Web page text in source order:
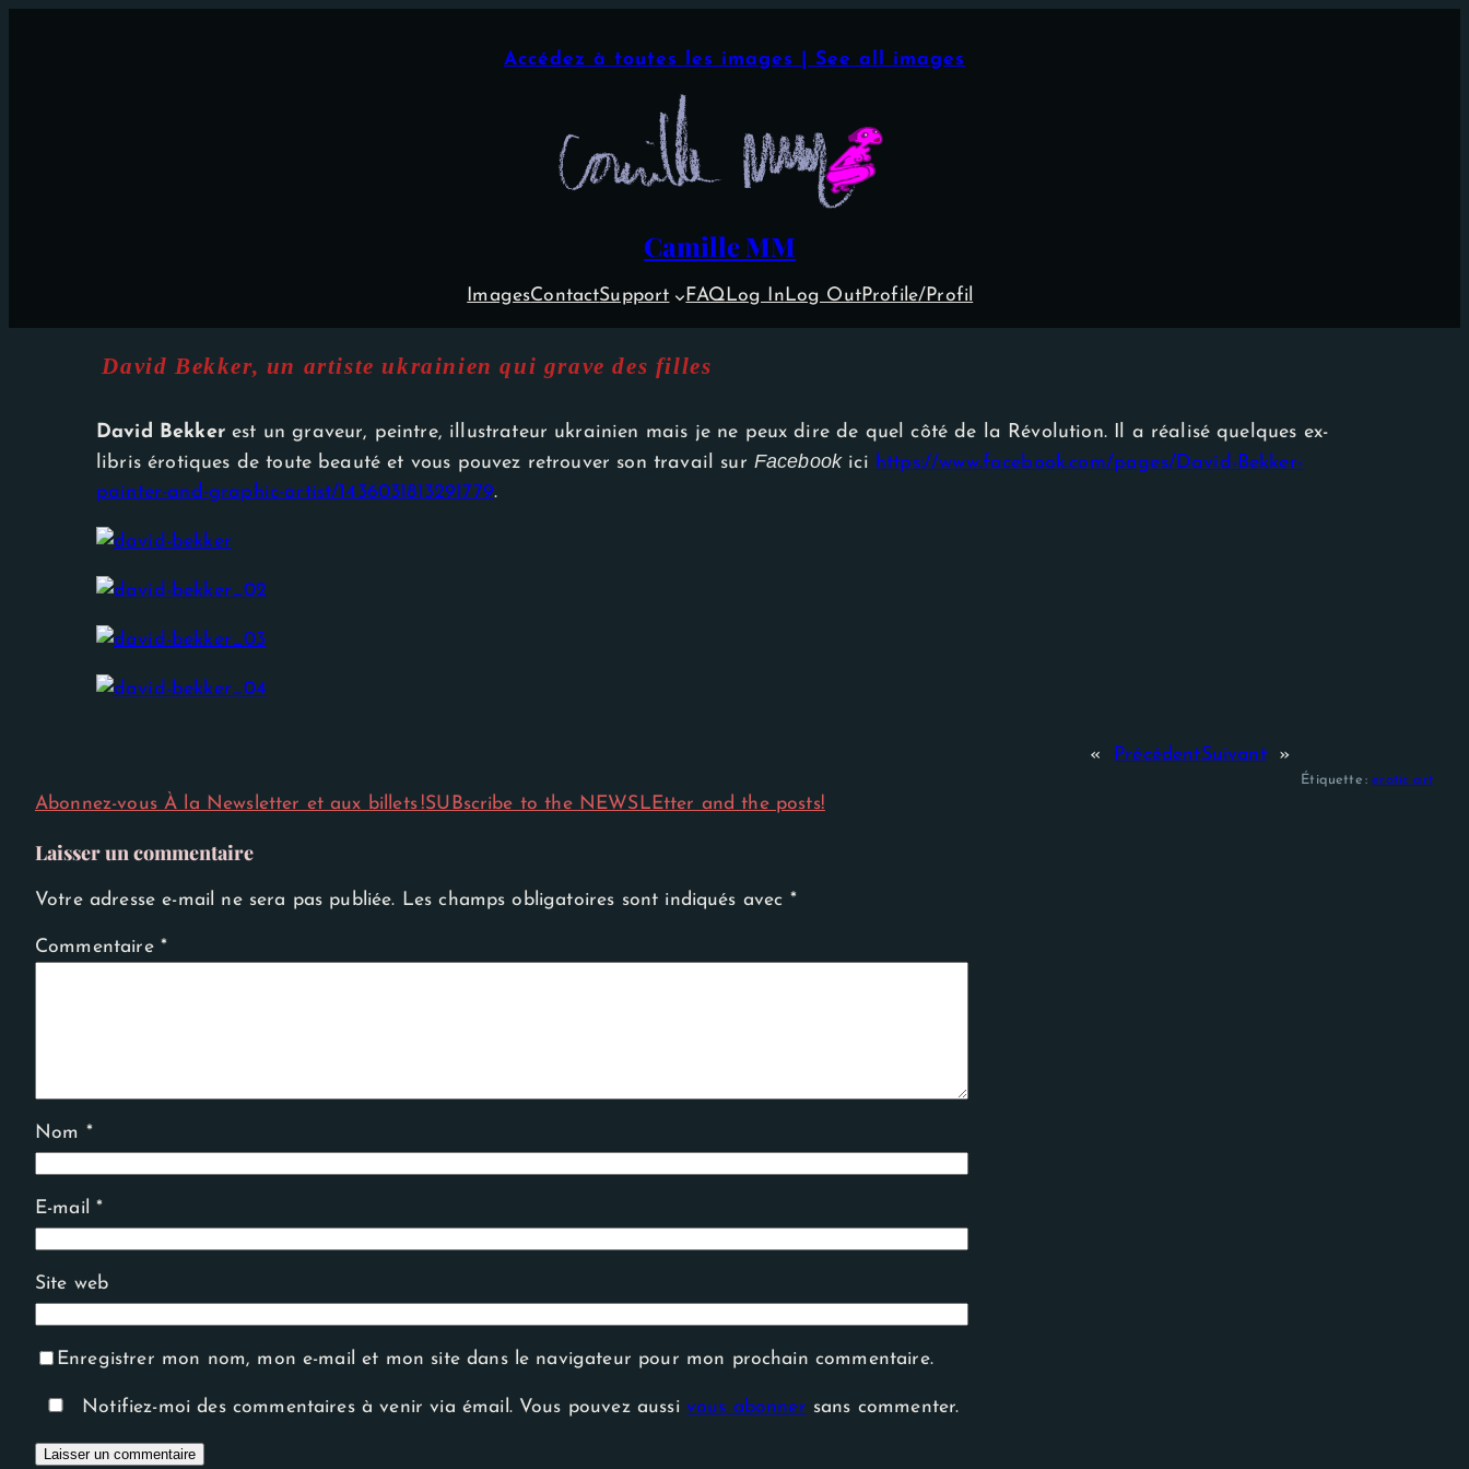
Accédez à toutes les images | See all images
Camille MM
ImagesContactSupport FAQ Log In Log OutProfile/Profil
David Bekker, un artiste ukrainien qui grave des filles
David Bekkerest un graveur, peintre, illustrateur ukrainien mais je ne peux dire de quel côté de la Révolution. Il a réalisé quelques ex-
libris érotiques de toute beauté et vous pouvez retrouver son travail sur Facebookici https://www.facebook.com/pages/David-Bekker-
painter-and-graphic-artist/1436031813291779.
« PrécédentSuivant »
Étiquette :erotic art
Abonnez-vous À la Newsletter et aux billets !SUBscribe to the NEWSLEtter and the posts!
Laisser un commentaire
Votre adresse e-mail ne sera pas publiée. Les champs obligatoires sont indiqués avec *
Commentaire *
Nom *
E-mail*
Site web
Enregistrer mon nom, mon e-mail et mon site dans le navigateur pour mon prochain commentaire.
Notifiez-moi des commentaires à venir via émail. Vous pouvez aussi vous abonner sans commenter.
Ces cookies ne
facultatifs. Ils
sont
fonctionnement
de votre
refusez ces
cookies,
certaines
disparaîtront
du site Web.